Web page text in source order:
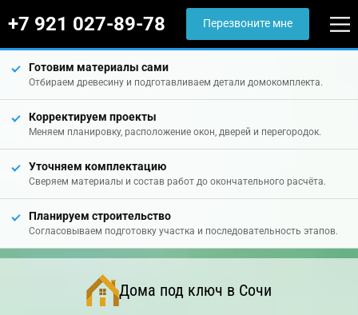
+7 921 027-89-78 Перезвоните мне
Готовим материалы сами
Отбираем древесину и подготавливаем детали домокомплекта.
Корректируем проекты
Меняем планировку, расположение окон, дверей и перегородок.
Уточняем комплектацию
Сверяем материалы и состав работ до окончательного расчёта.
Планируем строительство
Согласовываем подготовку участка и последовательность этапов.
Дома под ключ в Сочи